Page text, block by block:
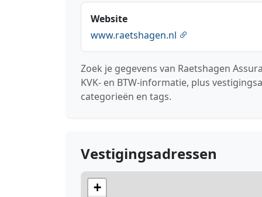
Website
www.raetshagen.nl
Zoek je gegevens van Raetshagen
KVK- en BTW-informatie, plus
categorieën en tags.
Vestigingsadressen
+